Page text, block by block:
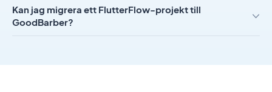
Kan jag migrera ett FlutterFlow-projekt till
GoodBarber?